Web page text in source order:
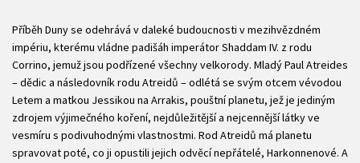
Příběh Duny se odehrává v daleké budoucnosti v mezihvězdném
impériu, kterému vládne padišáh imperátor Shaddam IV. z rodu
Corrino, jemuž jsou podřízené všechny velkorody. Mladý Paul Atreides
– dědic a následovník rodu Atreidů – odlétá se svým otcem vévodou
Letem a matkou Jessikou na Arrakis, pouštní planetu, jež je jediným
zdrojem výjimečného koření, nejdůležitější a nejcennější látky ve
vesmíru s podivuhodnými vlastnostmi. Rod Atreidů má planetu
spravovat poté, co ji opustili jejich odvěcí nepřátelé, Harkonnenové. A